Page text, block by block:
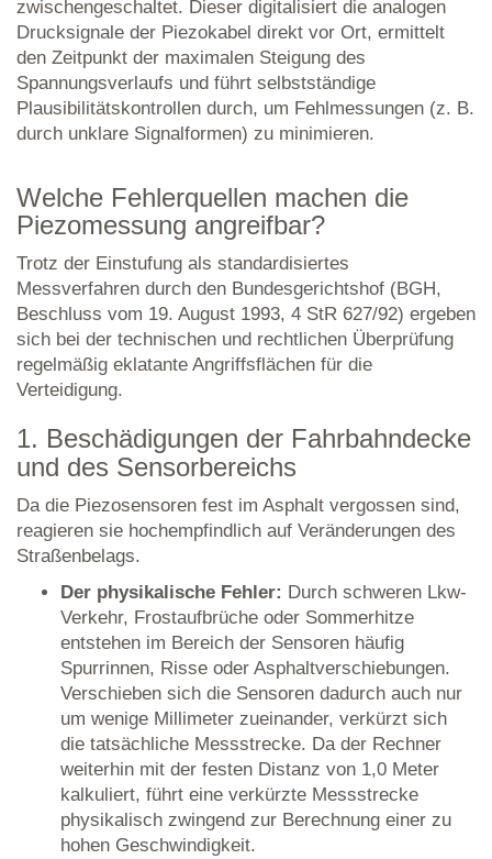
zwischengeschaltet. Dieser digitalisiert die analogen
Drucksignale der Piezokabel direkt vor Ort, ermittelt
den Zeitpunkt der maximalen Steigung des
Spannungsverlaufs und führt selbstständige
Plausibilitätskontrollen durch, um Fehlmessungen (z. B.
durch unklare Signalformen) zu minimieren.
Welche Fehlerquellen machen die
Piezomessung angreifbar?
Trotz der Einstufung als standardisiertes
Messverfahren durch den Bundesgerichtshof (BGH,
Beschluss vom 19. August 1993, 4 StR 627/92) ergeben
sich bei der technischen und rechtlichen Überprüfung
regelmäßig eklatante Angriffsflächen für die
Verteidigung.
1. Beschädigungen der Fahrbahndecke
und des Sensorbereichs
Da die Piezosensoren fest im Asphalt vergossen sind,
reagieren sie hochempfindlich auf Veränderungen des
Straßenbelags.
Der physikalische Fehler: Durch schweren Lkw-
Verkehr, Frostaufbrüche oder Sommerhitze
entstehen im Bereich der Sensoren häufig
Spurrinnen, Risse oder Asphaltverschiebungen.
Verschieben sich die Sensoren dadurch auch nur
um wenige Millimeter zueinander, verkürzt sich
die tatsächliche Messstrecke. Da der Rechner
weiterhin mit der festen Distanz von 1,0 Meter
kalkuliert, führt eine verkürzte Messstrecke
physikalisch zwingend zur Berechnung einer zu
hohen Geschwindigkeit.